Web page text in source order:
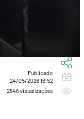
Publicado
24/05/2026 16:52
2546 visualizações